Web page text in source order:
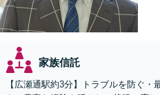
家族信託
【広瀬通駅約3分】トラブルを防ぐ